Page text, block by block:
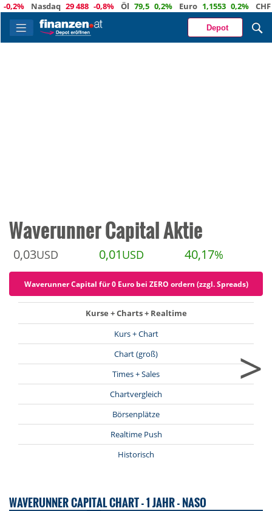
Nasdaq 29 488 -0,8% Öl 79,5 0,2% Euro 1,1553 0,2% CHF
Depot
Waverunner Capital Aktie
0,03USD 0,01 USD 40,17%
Waverunner Capital für 0 Euro bei ZERO ordern (zzgl. Spreads)
Kurse + Charts + Realtime
Kurs + Chart
Chart (groß)
Times + Sales
Chartvergleich
Börsenplätze
Realtime Push
Historisch
>
WAVERUNNER CAPITAL CHART - 1 JAHR - NASO